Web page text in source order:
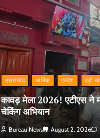
उत्तराखंड धार्मिक प्रदेश बड़ी
कावड़ मेला 2026! एटीएस ने
चेकिंग अभियान
Bureau News August 2, 2026